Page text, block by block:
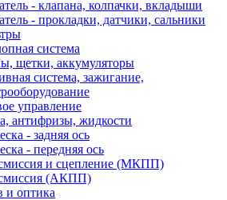
- клапана, колпачки, вкладыши
- прокладки, датчики, сальники
система
щетки, аккумуляторы
система, зажигание,
управление
антифризы, жидкости
- задняя ось
- передняя ось
и сцепление (МКПП)
(АКПП)
и оптика